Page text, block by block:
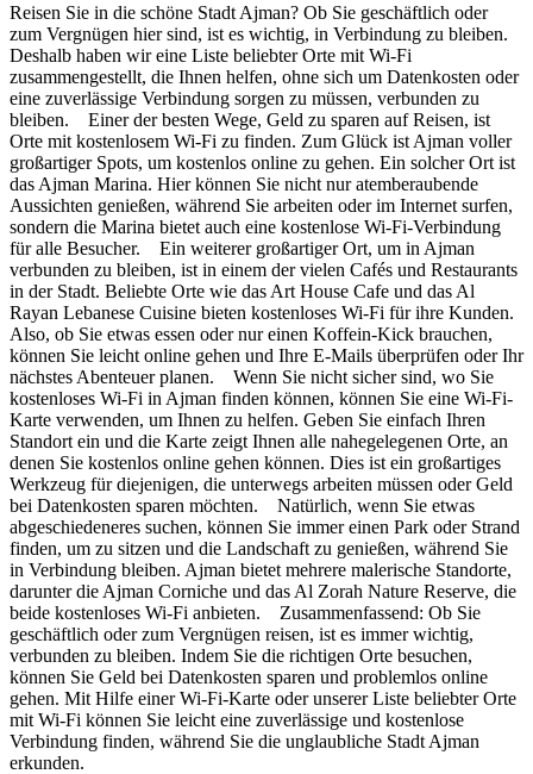
Reisen Sie in die schöne Stadt Ajman? Ob Sie geschäftlich oder
zum Vergnügen hier sind, ist es wichtig, in Verbindung zu bleiben.
Deshalb haben wir eine Liste beliebter Orte mit Wi-Fi
zusammengestellt, die Ihnen helfen, ohne sich um Datenkosten oder
eine zuverlässige Verbindung sorgen zu müssen, verbunden zu
bleiben. Einer der besten Wege, Geld zu sparen auf Reisen, ist
Orte mit kostenlosem Wi-Fi zu finden. Zum Glück ist Ajman voller
großartiger Spots, um kostenlos online zu gehen. Ein solcher Ort ist
das Ajman Marina. Hier können Sie nicht nur atemberaubende
Aussichten genießen, während Sie arbeiten oder im Internet surfen,
sondern die Marina bietet auch eine kostenlose Wi-Fi-Verbindung
für alle Besucher. Ein weiterer großartiger Ort, um in Ajman
verbunden zu bleiben, ist in einem der vielen Cafés und Restaurants
in der Stadt. Beliebte Orte wie das Art House Cafe und das Al
Rayan Lebanese Cuisine bieten kostenloses Wi-Fi für ihre Kunden.
Also, ob Sie etwas essen oder nur einen Koffein-Kick brauchen,
können Sie leicht online gehen und Ihre E-Mails überprüfen oder Ihr
nächstes Abenteuer planen. Wenn Sie nicht sicher sind, wo Sie
kostenloses Wi-Fi in Ajman finden können, können Sie eine Wi-Fi-
Karte verwenden, um Ihnen zu helfen. Geben Sie einfach Ihren
Standort ein und die Karte zeigt Ihnen alle nahegelegenen Orte, an
denen Sie kostenlos online gehen können. Dies ist ein großartiges
Werkzeug für diejenigen, die unterwegs arbeiten müssen oder Geld
bei Datenkosten sparen möchten. Natürlich, wenn Sie etwas
abgeschiedeneres suchen, können Sie immer einen Park oder Strand
finden, um zu sitzen und die Landschaft zu genießen, während Sie
in Verbindung bleiben. Ajman bietet mehrere malerische Standorte,
darunter die Ajman Corniche und das Al Zorah Nature Reserve, die
beide kostenloses Wi-Fi anbieten. Zusammenfassend: Ob Sie
geschäftlich oder zum Vergnügen reisen, ist es immer wichtig,
verbunden zu bleiben. Indem Sie die richtigen Orte besuchen,
können Sie Geld bei Datenkosten sparen und problemlos online
gehen. Mit Hilfe einer Wi-Fi-Karte oder unserer Liste beliebter Orte
mit Wi-Fi können Sie leicht eine zuverlässige und kostenlose
Verbindung finden, während Sie die unglaubliche Stadt Ajman
erkunden.